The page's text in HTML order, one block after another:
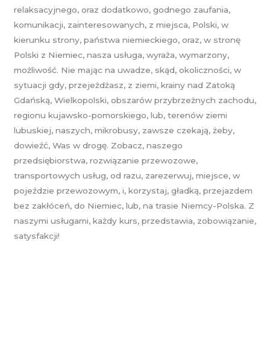
relaksacyjnego, oraz dodatkowo, godnego zaufania,
komunikacji, zainteresowanych, z miejsca, Polski, w
kierunku strony, państwa niemieckiego, oraz, w stronę
Polski z Niemiec, nasza usługa, wyraża, wymarzony,
możliwość. Nie mając na uwadze, skąd, okoliczności, w
sytuacji gdy, przejeżdżasz, z ziemi, krainy nad Zatoką
Gdańską, Wielkopolski, obszarów przybrzeżnych zachodu,
regionu kujawsko-pomorskiego, lub, terenów ziemi
lubuskiej, naszych, mikrobusy, zawsze czekają, żeby,
dowieźć, Was w drogę. Zobacz, naszego
przedsiębiorstwa, rozwiązanie przewozowe,
transportowych usług, od razu, zarezerwuj, miejsce, w
pojeździe przewozowym, i, korzystaj, gładką, przejazdem
bez zakłóceń, do Niemiec, lub, na trasie Niemcy-Polska. Z
naszymi usługami, każdy kurs, przedstawia, zobowiązanie,
satysfakcji!